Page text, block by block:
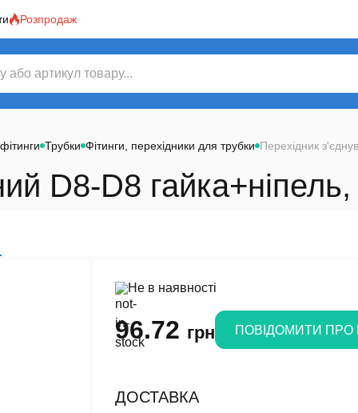
Розпродаж
Трубки Фітинги, перехідники для трубки Перехідник
D8-D8
Не в наявності
96.72 грн ПОВІДОМИТИ ПРО
ДОСТАВКА